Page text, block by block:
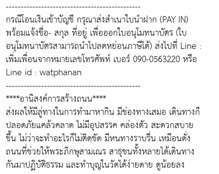
----------------------------------------------
กรณีโอนเงินเข้าบัญชี กรุณาส่งสำเนาใบนำฝาก (PAY IN)
พร้อมแจ้งชื่อ- สกุล ที่อยู่ เพื่อออกใบอนุโมทนาบัตร (ใบ
อนุโมทนาบัตรสามารถนำไปลดหย่อนภาษีได้) ส่งไปที่ Line :
เพิ่มเพื่อนจากหมายเลขโทรศัพท์ เบอร์ 090-0563220 หรือ
Line id : watphanan
----------------------------------------------
****อานิสงค์การสร้างถนน****
ส่งผลให้มีลู่ทางในการทำมาหากิน มีช่องทางเสมอ เดินทางก็
ปลอดภัยแคล้วคลาด ไม่มีอุปสรรค คล่องตัว สะดวกสบาย
ขึ้น ไม่ว่าจะทำอะไรก็ไม่ติดขัด มีหนทางราบรื่น เหมือนดั่ง
ถนนที่ช่วยให้พระภิกษุสามเณร สาธุชนทั้งหลายได้เดินทาง
กันมาปฏิบัติธรรม และทำบุญในวัดได้ง่ายดาย ดูน้อยลง